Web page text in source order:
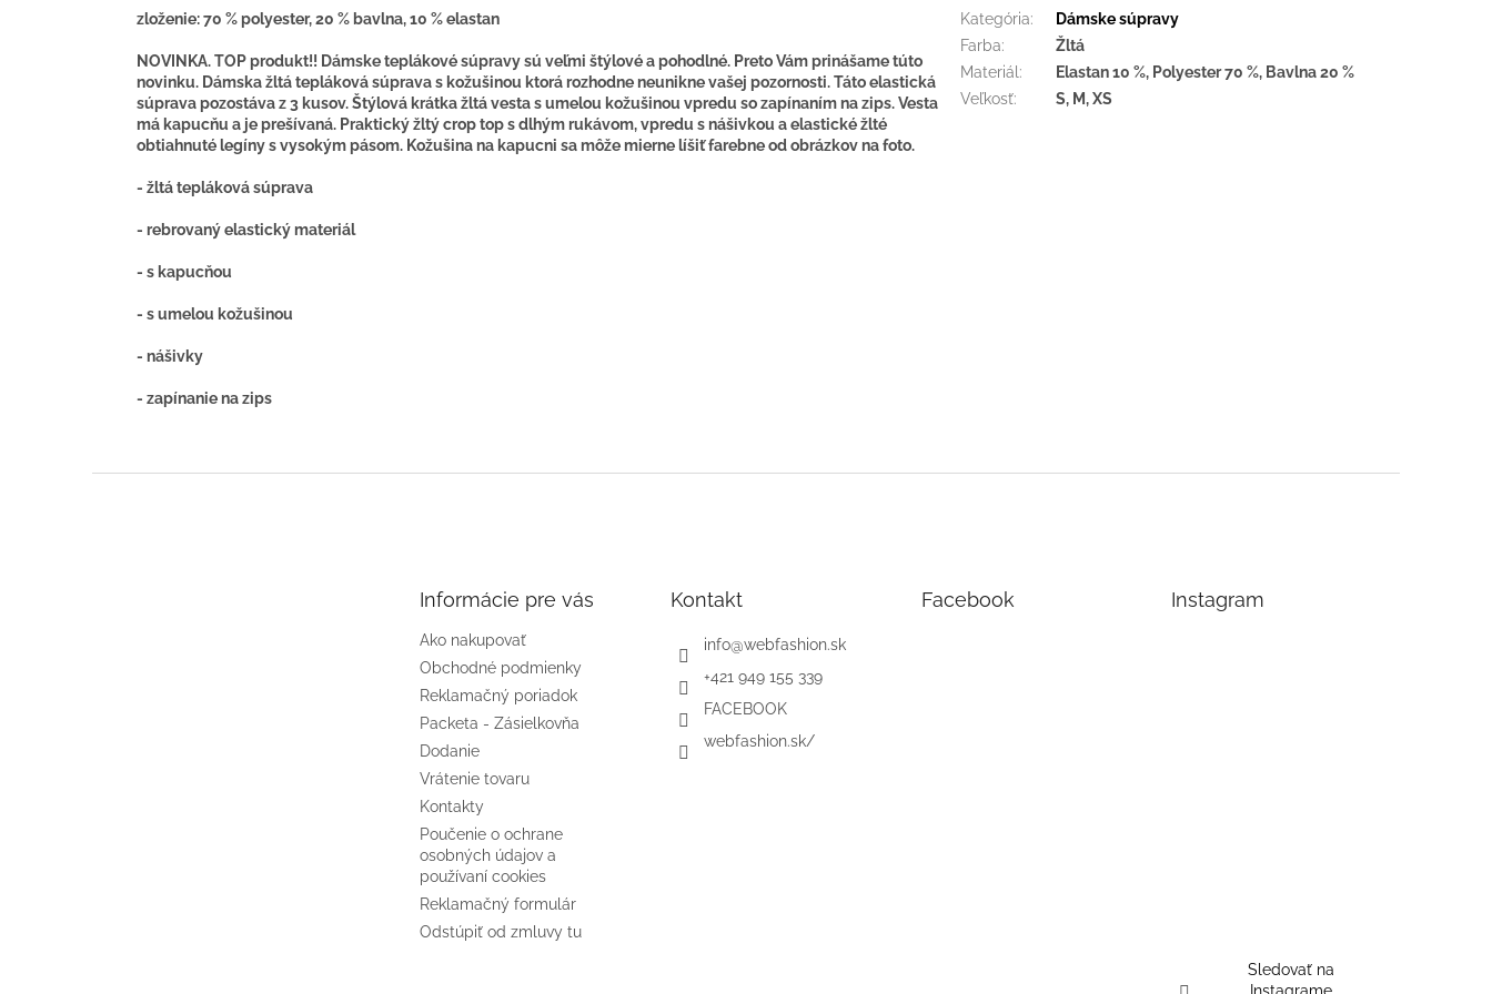
zloženie: 70 % polyester, 20 % bavlna, 10 % elastan
NOVINKA. TOP produkt!! Dámske teplákové súpravy sú veľmi štýlové a pohodlné. Preto Vám prinášame túto
novinku. Dámska žltá tepláková súprava s kožušinou ktorá rozhodne neunikne vašej pozornosti. Táto elastická
súprava pozostáva z 3 kusov. Štýlová krátka žltá vesta s umelou kožušinou vpredu so zapínaním na zips. Vesta
má kapucňu a je prešívaná. Praktický žltý crop top s dlhým rukávom, vpredu s nášivkou a elastické žlté
obtiahnuté legíny s vysokým pásom. Kožušina na kapucni sa môže mierne líšiť farebne od obrázkov na foto.
- žltá tepláková súprava
- rebrovaný elastický materiál
- s kapucňou
- s umelou kožušinou
- nášivky
- zapínanie na zips
Kategória:
Dámske súpravy
Farba:
Žltá
Materiál:
Elastan 10 %, Polyester 70 %, Bavlna 20 %
Veľkosť: S, M, XS
Informácie pre vás
Ako nakupovať
Obchodné podmienky
Reklamačný poriadok
Packeta - Zásielkovňa
Dodanie
Vrátenie tovaru
Kontakty
Poučenie o ochrane
osobných údajov a
používaní cookies
Reklamačný formulár
Odstúpiť od zmluvy tu
Kontakt
info@webfashion.sk
+421 949 155 339
FACEBOOK
webfashion.sk/
Facebook Instagram
Sledovať na